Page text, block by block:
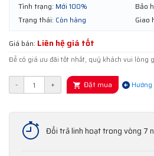
Tình trạng: Mới 100% Bảo
Trạng thái: Còn hàng Giao
Giá bán: Liên hệ giá tốt
Để có giá ưu đãi tốt nhất, quý khách vui lòng
- + Đặt mua
Đổi trả linh hoạt trong vòng 7